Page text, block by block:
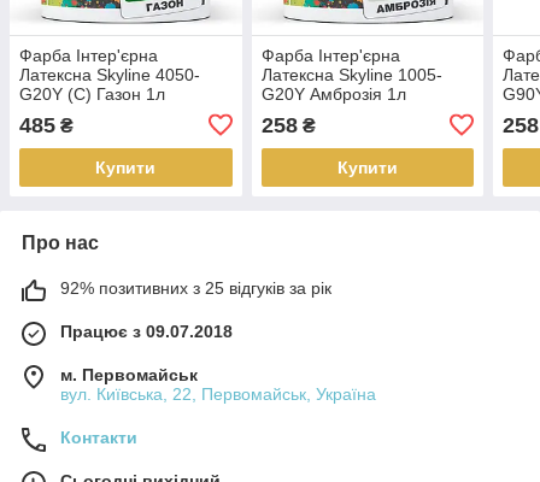
Фарба Інтер'єрна
Латексна Skyline 4050-
G20Y (C) Газон 1л
485 ₴
Купити
Фарба Інтер'єрна
Латексна Skyline 1005-
G20Y Амброзія 1л
258₴
Купити
258
Про нас
92% позитивних з 25 відгуків за рік
Працює з 09.07.2018
м. Первомайськ
вул. Київська, 22, Первомайськ, Україна
Контакти